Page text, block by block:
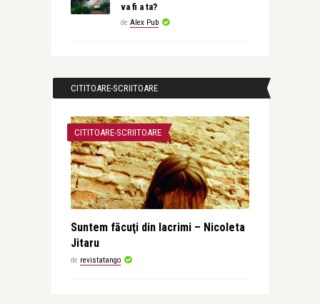
va fi a ta?
de Alex Pub
CITITOARE-SCRIITOARE
CITITOARE-SCRIITOARE
Suntem făcuţi din lacrimi – Nicoleta
Jitaru
de revistatango